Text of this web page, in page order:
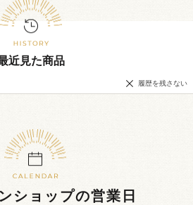
近見た商品
履歴を残さない
ショップの営業日